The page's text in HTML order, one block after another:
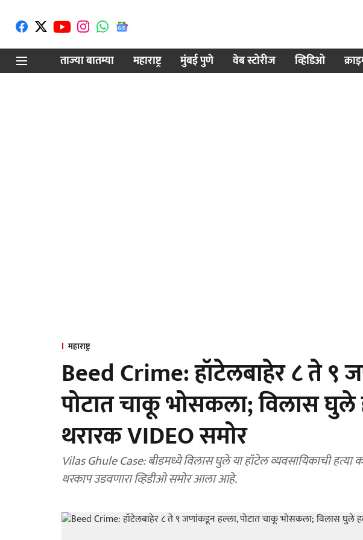
ताज्या बातम्या
महाराष्ट्र मुंबई पुणे वेब स्टोरीज व्हिडिओ
महाराष्ट्र
Beed Crime: हॉटेलबाहेर ८ ते ९
पोटात चाकू भोसकला; विलास घुले
थरारक VIDEO समोर
Vilas Ghule Case: बीडमध्ये विलास घुले या हॉटेल व्यवसायिकाची हत्या
थरकाप उडवणारा व्हिडीओ समोर आला आहे.